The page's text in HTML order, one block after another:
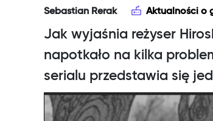
Sebastian Rerak Aktualności o
Jak wyjaśnia reżyser
napotkało na kilka
serialu przedstawia się